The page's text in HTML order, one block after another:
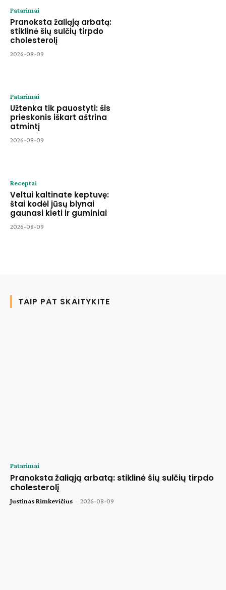
Patarimai
Pranoksta žaliąją arbatą:
stiklinė šių sulčių tirpdo
cholesterolį
2026-08-09
Patarimai
Užtenka tik pauostyti: šis
prieskonis iškart aštrina
atmintį
2026-08-09
Receptai
Veltui kaltinate keptuvę:
štai kodėl jūsų blynai
gaunasi kieti ir guminiai
2026-08-09
TAIP PAT SKAITYKITE
Patarimai
Pranoksta žaliąją arbatą: stiklinė šių sulčių tirpdo
cholesterolį
Justinas Rimkevičius - 2026-08-09